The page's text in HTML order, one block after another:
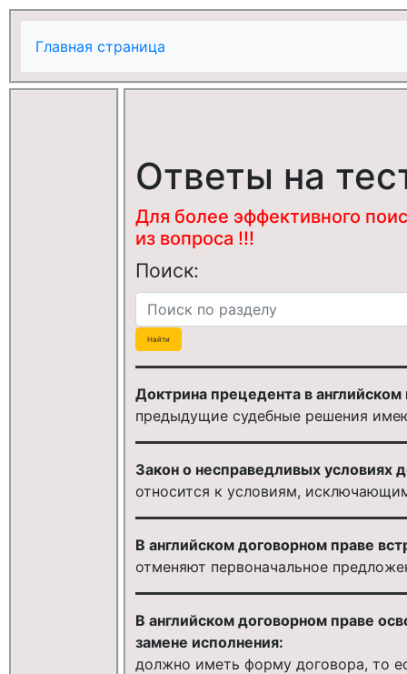
Главная страница
Ответы на
Для более эффективного
из вопроса !!!
Поиск:
Доктрина прецедента в английском
предыдущие судебные решения
3акон о несправедливых условиях
относится к условиям,
В английском договорном праве
отменяют первоначальное
В английском договорном праве
замене исполнения:
должно иметь форму договора, то